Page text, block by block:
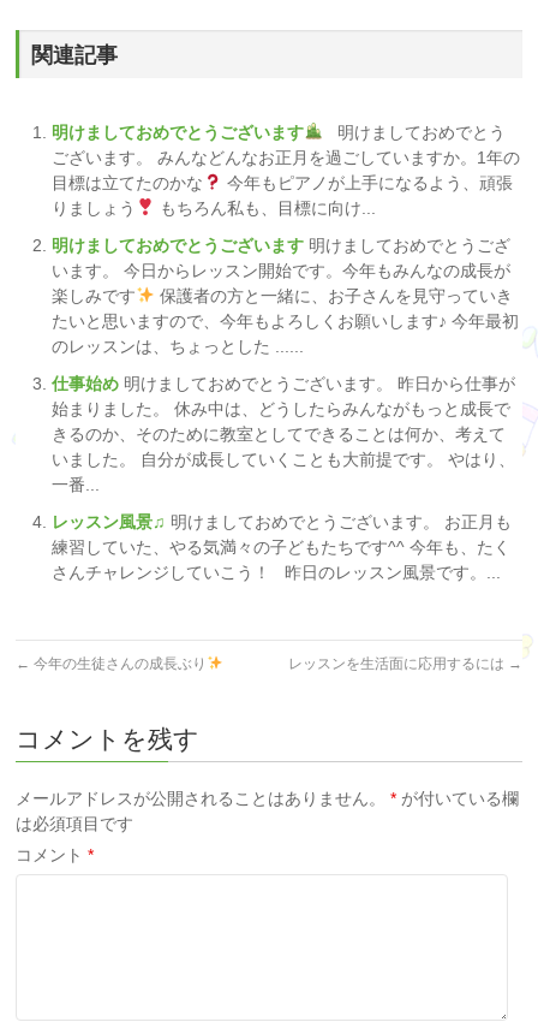
関連記事
明けましておめでとうございます
明けましておめでとう
ございます。 みんなどんなお正月を過ごしていますか。1年の
目標は立てたのかな
今年もピアノが上手になるよう、頑張
りましょう
もちろん私も、目標に向け...
明けましておめでとうございます 明けましておめでとうござ
います。 今日からレッスン開始です。今年もみんなの成長が
楽しみです
保護者の方と一緒に、お子さんを見守っていき
たいと思いますので、今年もよろしくお願いします♪ 今年最初
のレッスンは、ちょっとした ......
仕事始め 明けましておめでとうございます。 昨日から仕事が
始まりました。 休み中は、どうしたらみんながもっと成長で
きるのか、そのために教室としてできることは何か、考えて
いました。 自分が成長していくことも大前提です。 やはり、
一番...
レッスン風景♫ 明けましておめでとうございます。 お正月も
練習していた、やる気満々の子どもたちです^^ 今年も、たく
さんチャレンジしていこう！ 昨日のレッスン風景です。...
← 今年の生徒さんの成長ぶり レッスンを生活面に応用するには →
コメントを残す
メールアドレスが公開されることはありません。 * が付いている欄
は必須項目です
コメント*